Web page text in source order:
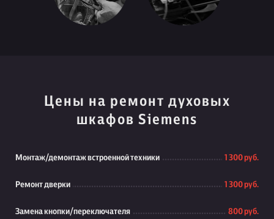
Цены на ремонт духовых
шкафов Siemens
Монтаж/демонтаж встроенной техники 1 300 руб.
Ремонт дверки 1 300 руб.
Замена кнопки/переключателя 800 руб.